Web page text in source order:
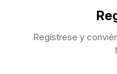
Regístrese y